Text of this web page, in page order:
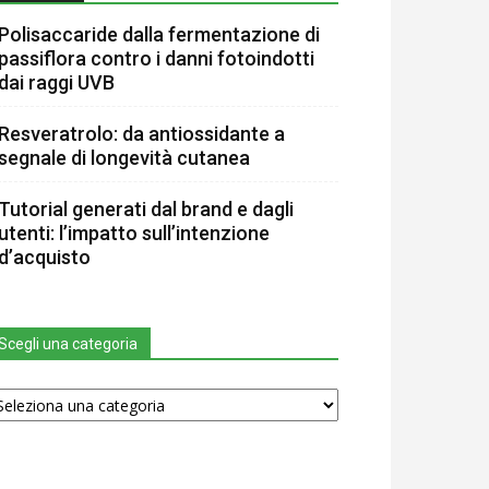
Polisaccaride dalla fermentazione di
passiflora contro i danni fotoindotti
dai raggi UVB
Resveratrolo: da antiossidante a
di longevità cutanea
Tutorial generati dal brand e dagli
utenti: l’impatto sull’intenzione
d’acquisto
una categoria